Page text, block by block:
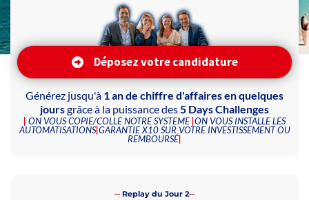
Déposez votre candidature
Générez jusqu'à 1 an de chiffre d'affaires en quelques
joursgrâce à la puissance des5 Days Challenges
ON VOUS COPIE/COLLE NOTRE SYSTEME ON VOUS INSTALLE LES
AUTOMATISATIONS| GARANTIE X10 SUR VOTRE INVESTISSEMENT OU
REMBOURSÉ
-- Replay du Jour 2--